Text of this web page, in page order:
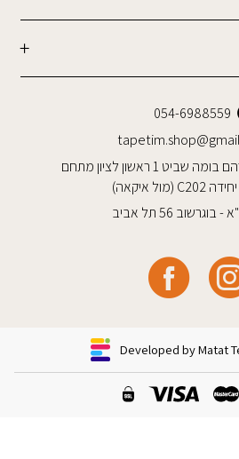
054-6988559
סניף ראשל"צ - אברהם בומה שביט 1 ראשון לציון מתחם
56 תל אביב
Developed by Matat